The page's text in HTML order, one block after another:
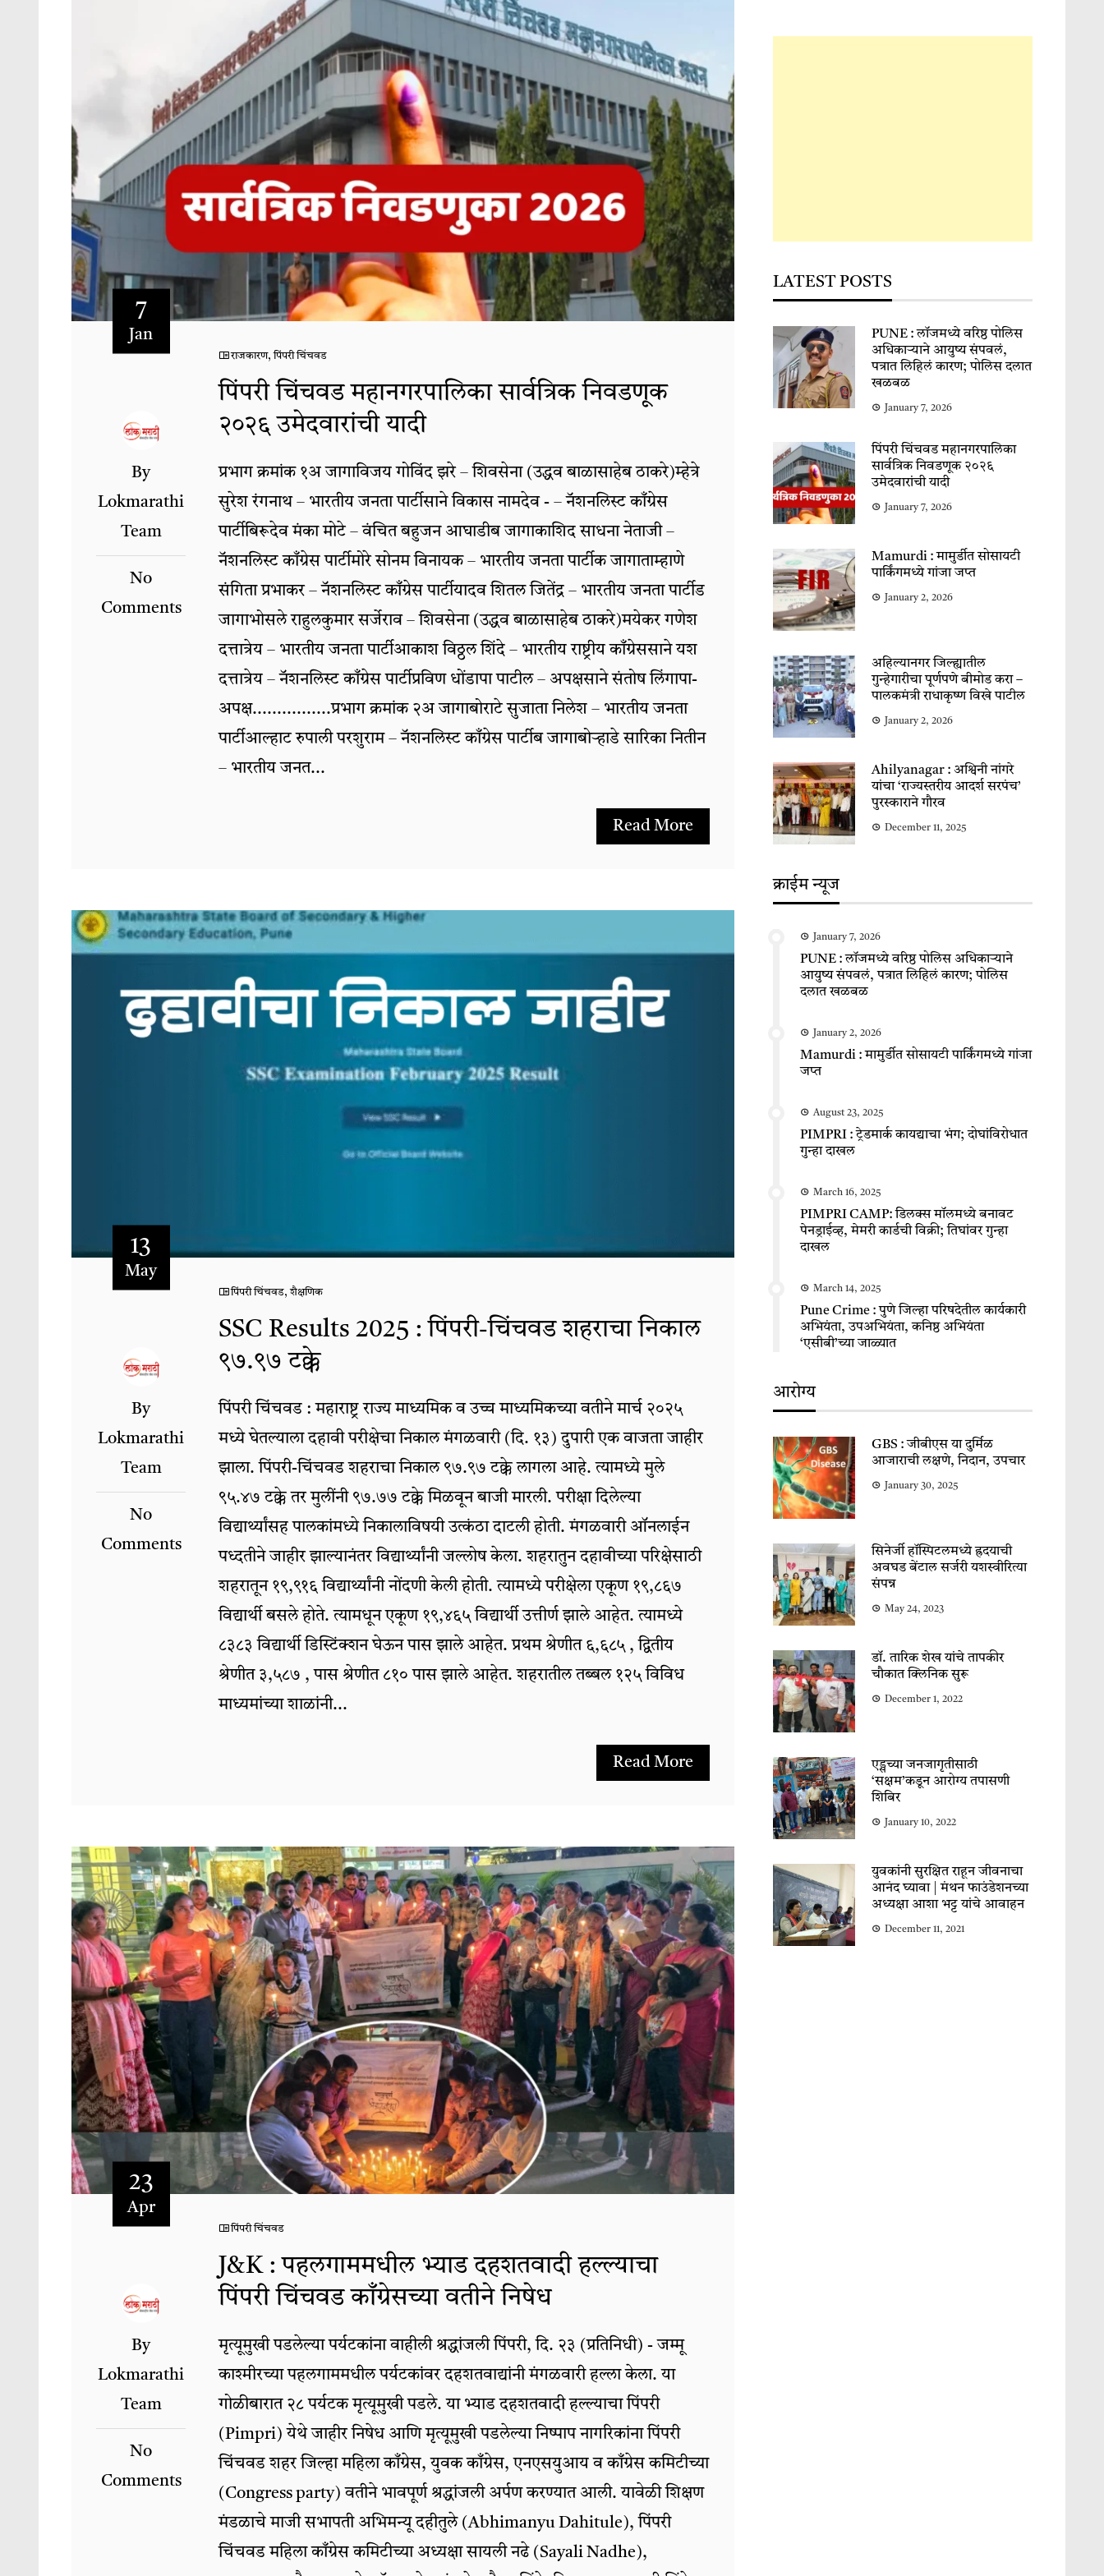
7
Jan
By
Lokmarathi
Team
No
Comments
राजकारण,पिंपरी चिंचवड
पिंपरी चिंचवड महानगरपालिका सार्वत्रिक निवडणूक
२०२६ उमेदवारांची यादी
प्रभाग क्रमांक १अ जागाविजय गोविंद झरे – शिवसेना (उद्धव बाळासाहेब ठाकरे)म्हेत्रे
सुरेश रंगनाथ – भारतीय जनता पार्टीसाने विकास नामदेव - – नॅशनलिस्ट काँग्रेस
पार्टीबिरूदेव मंका मोटे – वंचित बहुजन आघाडीब जागाकाशिद साधना नेताजी –
नॅशनलिस्ट काँग्रेस पार्टीमोरे सोनम विनायक – भारतीय जनता पार्टीक जागाताम्हाणे
संगिता प्रभाकर – नॅशनलिस्ट काँग्रेस पार्टीयादव शितल जितेंद्र – भारतीय जनता पार्टीड
जागाभोसले राहुलकुमार सर्जेराव – शिवसेना (उद्धव बाळासाहेब ठाकरे)मयेकर गणेश
दत्तात्रेय – भारतीय जनता पार्टीआकाश विठ्ठल शिंदे – भारतीय राष्ट्रीय काँग्रेससाने यश
दत्तात्रेय – नॅशनलिस्ट काँग्रेस पार्टीप्रविण धोंडापा पाटील – अपक्षसाने संतोष लिंगापा-
अपक्ष................प्रभाग क्रमांक २अ जागाबोराटे सुजाता निलेश – भारतीय जनता
पार्टीआल्हाट रुपाली परशुराम – नॅशनलिस्ट काँग्रेस पार्टीब जागाबोऱ्हाडे सारिका नितीन
– भारतीय जनत...
Read More
13
May
By
Lokmarathi
Team
No
Comments
पिंपरी चिंचवड,शैक्षणिक
SSC Results 2025 : पिंपरी-चिंचवड शहराचा निकाल
९७.९७ टक्के
पिंपरी चिंचवड : महाराष्ट्र राज्य माध्यमिक व उच्च माध्यमिकच्या वतीने मार्च २०२५
मध्ये घेतल्याला दहावी परीक्षेचा निकाल मंगळवारी (दि. १३) दुपारी एक वाजता जाहीर
झाला. पिंपरी-चिंचवड शहराचा निकाल ९७.९७ टक्के लागला आहे. त्यामध्ये मुले
९५.४७ टक्के तर मुलींनी ९७.७७ टक्के मिळवून बाजी मारली. परीक्षा दिलेल्या
विद्यार्थ्यांसह पालकांमध्ये निकालाविषयी उत्कंठा दाटली होती. मंगळवारी ऑनलाईन
पध्दतीने जाहीर झाल्यानंतर विद्यार्थ्यांनी जल्लोष केला. शहरातुन दहावीच्या परिक्षेसाठी
शहरातून १९,९१६ विद्यार्थ्यांनी नोंदणी केली होती. त्यामध्ये परीक्षेला एकूण १९,८६७
विद्यार्थी बसले होते. त्यामधून एकूण १९,४६५ विद्यार्थी उत्तीर्ण झाले आहेत. त्यामध्ये
८३८३ विद्यार्थी डिस्टिंक्शन घेऊन पास झाले आहेत. प्रथम श्रेणीत ६,६८५ , द्वितीय
श्रेणीत ३,५८७ , पास श्रेणीत ८१० पास झाले आहेत. शहरातील तब्बल १२५ विविध
माध्यमांच्या शाळांनी...
Read More
23
Apr
By
Lokmarathi
Team
No
Comments
पिंपरी चिंचवड
J&K : पहलगाममधील भ्याड दहशतवादी हल्ल्याचा
पिंपरी चिंचवड काँग्रेसच्या वतीने निषेध
मृत्यूमुखी पडलेल्या पर्यटकांना वाहीली श्रद्धांजली पिंपरी, दि. २३ (प्रतिनिधी) - जम्मू
काश्मीरच्या पहलगाममधील पर्यटकांवर दहशतवाद्यांनी मंगळवारी हल्ला केला. या
गोळीबारात २८ पर्यटक मृत्यूमुखी पडले. या भ्याड दहशतवादी हल्ल्याचा पिंपरी
(Pimpri) येथे जाहीर निषेध आणि मृत्यूमुखी पडलेल्या निष्पाप नागरिकांना पिंपरी
चिंचवड शहर जिल्हा महिला काँग्रेस, युवक काँग्रेस, एनएसयुआय व काँग्रेस कमिटीच्या
(Congress party) वतीने भावपूर्ण श्रद्धांजली अर्पण करण्यात आली. यावेळी शिक्षण
मंडळाचे माजी सभापती अभिमन्यू दहीतुले (Abhimanyu Dahitule), पिंपरी
चिंचवड महिला काँग्रेस कमिटीच्या अध्यक्षा सायली नढे (Sayali Nadhe),
LATEST POSTS
PUNE : लॉजमध्ये वरिष्ठ पोलिस
अधिकाऱ्याने आयुष्य संपवलं,
पत्रात लिहिलं कारण; पोलिस दलात
खळबळ
January 7, 2026
पिंपरी चिंचवड महानगरपालिका
सार्वत्रिक निवडणूक २०२६
उमेदवारांची यादी
January 7, 2026
Mamurdi : मामुर्डीत सोसायटी
पार्किंगमध्ये गांजा जप्त
January 2, 2026
अहिल्यानगर जिल्ह्यातील
गुन्हेगारीचा पूर्णपणे बीमोड करा –
पालकमंत्री राधाकृष्ण विखे पाटील
January 2, 2026
Ahilyanagar : अश्विनी नांगरे
यांचा ‘राज्यस्तरीय आदर्श सरपंच’
पुरस्काराने गौरव
December 11, 2025
क्राईम न्यूज
January 7, 2026
PUNE : लॉजमध्ये वरिष्ठ पोलिस अधिकाऱ्याने
आयुष्य संपवलं, पत्रात लिहिलं कारण; पोलिस
दलात खळबळ
January 2, 2026
Mamurdi : मामुर्डीत सोसायटी पार्किंगमध्ये गांजा
जप्त
August 23, 2025
PIMPRI : ट्रेडमार्क कायद्याचा भंग; दोघांविरोधात
गुन्हा दाखल
March 16, 2025
PIMPRI CAMP: डिलक्स मॉलमध्ये बनावट
पेनड्राईव्ह, मेमरी कार्डची विक्री; तिघांवर गुन्हा
दाखल
March 14, 2025
Pune Crime : पुणे जिल्हा परिषदेतील कार्यकारी
अभियंता, उपअभियंता, कनिष्ठ अभियंता
‘एसीबी’च्या जाळ्यात
आरोग्य
GBS : जीबीएस या दुर्मिळ
आजाराची लक्षणे, निदान, उपचार
January 30, 2025
सिनेर्जी हॉस्पिटलमध्ये ह्रदयाची
अवघड बेंटाल सर्जरी यशस्वीरित्या
संपन्न
May 24, 2023
डॉ. तारिक शेख यांचे तापकीर
चौकात क्लिनिक सुरू
December 1, 2022
एड्सच्या जनजागृतीसाठी
‘सक्षम’कडून आरोग्य तपासणी
शिबिर
January 10, 2022
युवकांनी सुरक्षित राहून जीवनाचा
आनंद घ्यावा | मंथन फाउंडेशनच्या
अध्यक्षा आशा भट्ट यांचे आवाहन
December 11, 2021